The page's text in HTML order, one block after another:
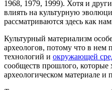
1968, 1979, 1999). Хотя и
влиять на культурную
рассматриваются здесь как
Культурный материализм
археологов, потому что в нем
технологий и окружающей
сообществ прошлого, которые
археологическом материале и